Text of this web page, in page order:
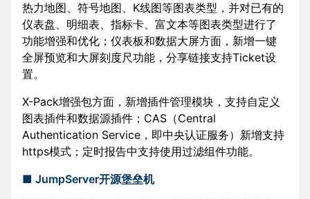
热力地图、符号地图、K线图等图表类型，并对已有的
仪表盘、明细表、指标卡、富文本等图表类型进行了
功能增强和优化；仪表板和数据大屏方面，新增一键
全屏预览和大屏刻度尺功能，分享链接支持Ticket设
置。
X-Pack增强包方面，新增插件管理模块，支持自定义
图表插件和数据源插件；CAS（Central
Authentication Service，即中央认证服务）新增支持
https模式；定时报告中支持使用过滤组件功能。
■ JumpServer开源堡垒机